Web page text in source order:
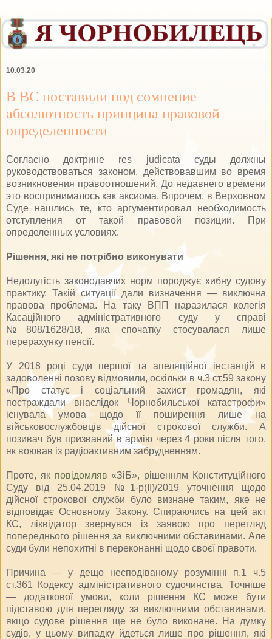
10.03.20
В ВС поставили под сомнение
абсолютность принципа правовой
определенности
Согласно доктрине res judicata суды должны
руководствоваться законом, действовавшим во время
возникновения правоотношений. До недавнего времени
это воспринималось как аксиома. Впрочем, в Верховном
Суде нашлись те, кто аргументировал необходимость
отступления от такой правовой позиции. При
определенных условиях.
Рішення, які не потрібно виконувати
Недолугість законодавчих норм породжує хибну судову
практику. Такій ситуації дали визначення — виключна
правова проблема. На таку ВПП наразилася колегія
Касаційного адміністративного суду у справі
№808/1628/18, яка спочатку стосувалася лише
перерахунку пенсії.
У 2018 році суди першої та апеляційної інстанцій в
задоволенні позову відмовили, оскільки в ч.3 ст.59 закону
«Про статус і соціальний захист громадян, які
постраждали внаслідок Чорнобильської катастрофи»
існувала умова щодо її поширення лише на
військовослужбовців дійсної строкової служби. А
позивач був призваний в армію через 4 роки після того,
як воював із радіоактивним забрудненням.
Проте, як повідомляв «ЗіБ», рішенням Конституційного
Суду від 25.04.2019 №1-р(II)/2019 уточнення щодо
дійсної строкової служби було визнане таким, яке не
відповідає Основному Закону. Спираючись на цей акт
КС, ліквідатор звернувся із заявою про перегляд
попереднього рішення за виключними обставинами. Але
суди були непохитні в переконанні щодо своєї правоти.
Причина — у дещо несподіваному розумінні п.1 ч.5
ст.361 Кодексу адміністративного судочинства. Точніше
— додаткової умови, коли рішення КС може бути
підставою для перегляду за виключними обставинами,
якщо судове рішення ще не було виконане. На думку
судів, у цьому випадку йдеться лише про рішення, які